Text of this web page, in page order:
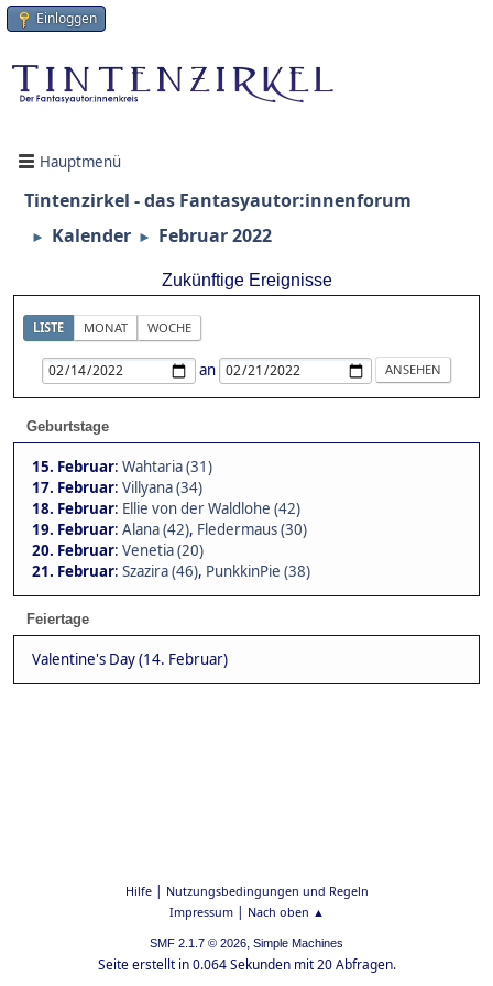
Einloggen
Hauptmenü
Tintenzirkel - das Fantasyautor:innenforum
► Kalender ► Februar 2022
Zukünftige Ereignisse
LISTE MONAT WOCHE
an
Geburtstage
15. Februar: Wahtaria (31)
17. Februar: Villyana (34)
18. Februar: Ellie von der Waldlohe (42)
19. Februar: Alana (42), Fledermaus (30)
20. Februar: Venetia (20)
21. Februar: Szazira (46), PunkkinPie (38)
Feiertage
Valentine's Day (14. Februar)
Hilfe| Nutzungsbedingungen und Regeln
Impressum| Nach oben ▲
SMF 2.1.7 © 2026, Simple Machines
Seite erstellt in 0.064 Sekunden mit 20 Abfragen.